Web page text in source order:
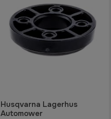
Husqvarna Lagerhus
Automower